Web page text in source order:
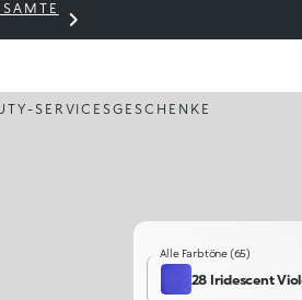
THE KIKO
SERVICESGESCHENKE
Alle Farbtöne (65)
28 Iridescent